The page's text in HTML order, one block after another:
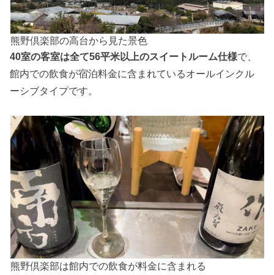
熊野倶楽部の高台から見た景色
40室の客室は全て56平米以上のスイートルーム仕様で、
館内での飲食が宿泊料金に含まれているオールインクル
ーシブタイプです。
熊野倶楽部は館内での飲食が料金に含まれる